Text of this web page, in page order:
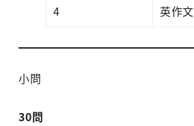
4
英作文
小問
30問